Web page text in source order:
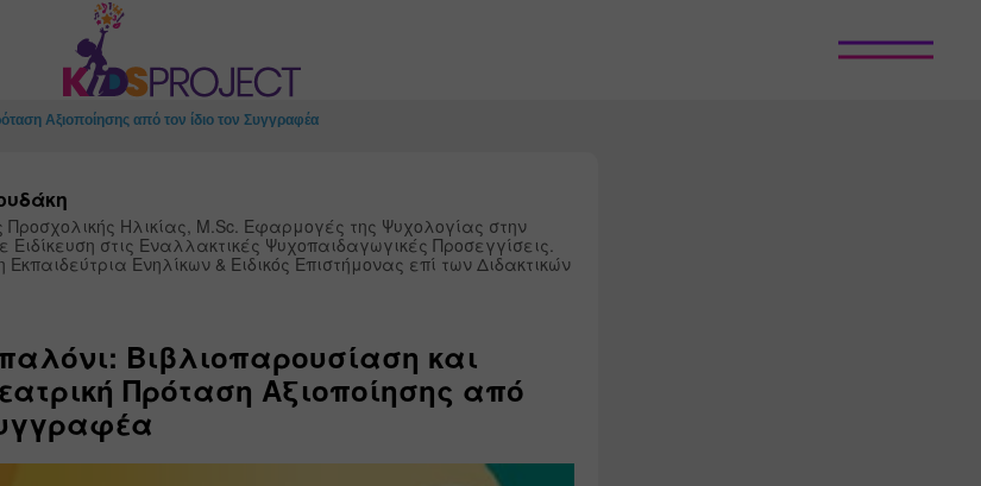
Αξιοποίησης από τον ίδιο τον Συγγραφέα
Προσχολικής Ηλικίας, M.Sc. Εφαρμογές της Ψυχολογίας στην
Ειδίκευση στις Εναλλακτικές Ψυχοπαιδαγωγικές Προσεγγίσεις.
Εκπαιδεύτρια Ενηλίκων & Ειδικός Επιστήμονας επί των Διδακτικών
Βιβλιοπαρουσίαση και
Πρόταση Αξιοποίησης από